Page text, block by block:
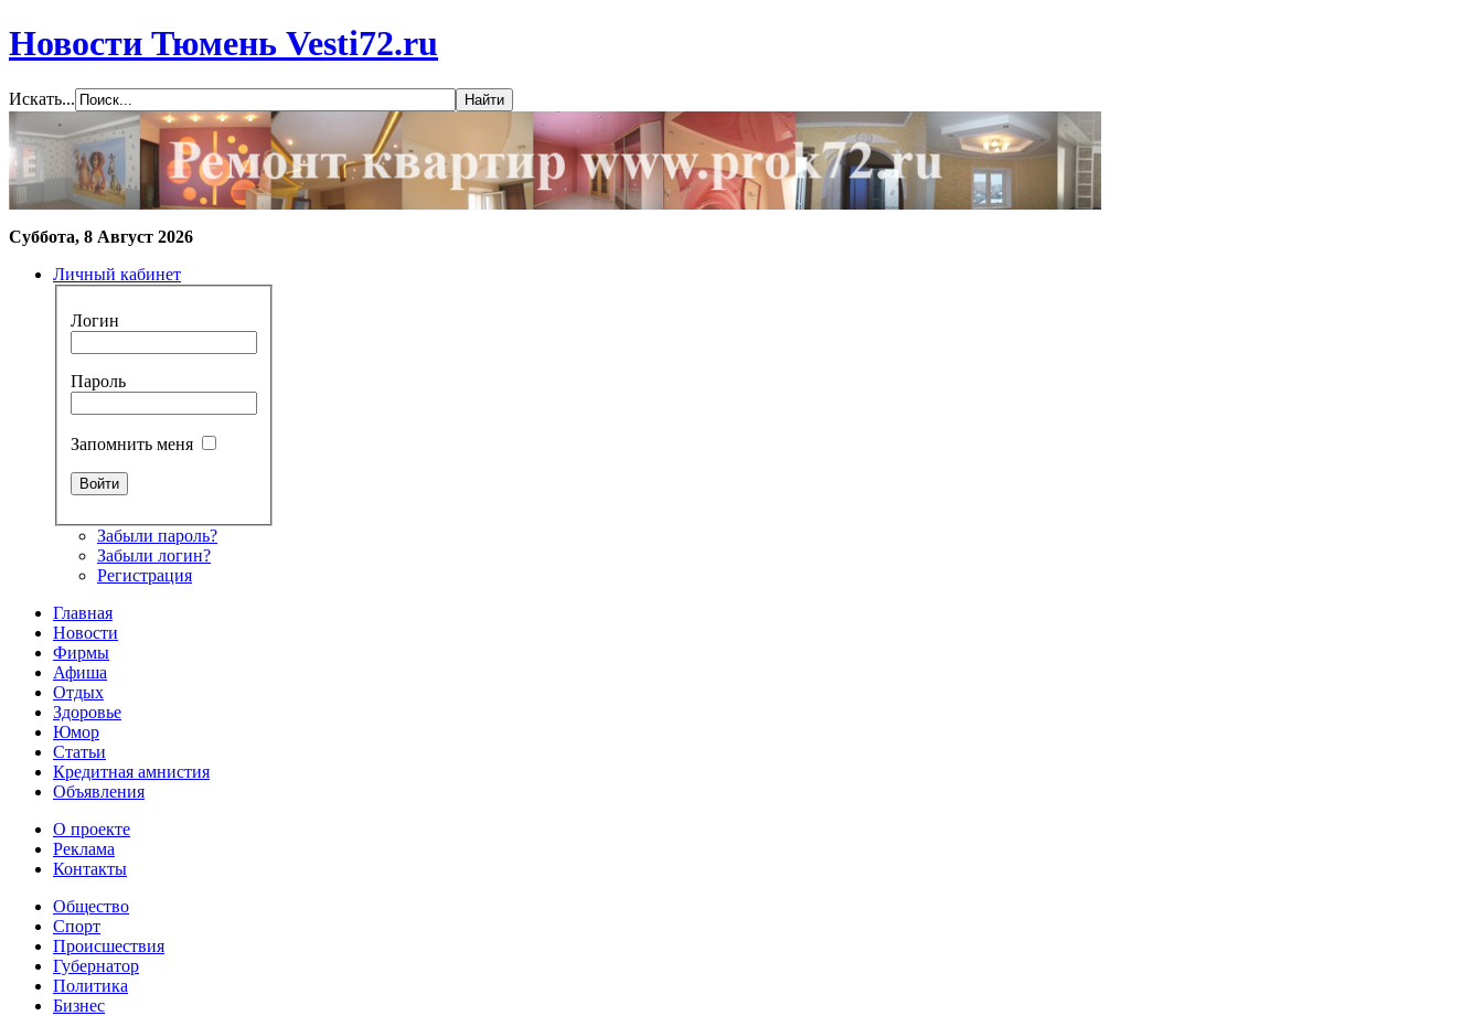
Новости Тюмень Vesti72.ru
Искать...
Суббота, 8 Август 2026
Личный кабинет
Логин
Пароль
Запомнить меня
Забыли пароль?
Забыли логин?
Регистрация
Главная
Новости
Фирмы
Афиша
Отдых
Здоровье
Юмор
Статьи
Кредитная амнистия
Объявления
О проекте
Реклама
Контакты
Общество
Спорт
Происшествия
Губернатор
Политика
Бизнес